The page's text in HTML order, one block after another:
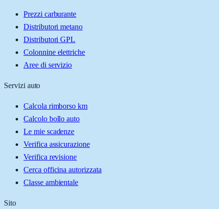
Prezzi carburante
Distributori metano
Distributori GPL
Colonnine elettriche
Aree di servizio
Servizi auto
Calcola rimborso km
Calcolo bollo auto
Le mie scadenze
Verifica assicurazione
Verifica revisione
Cerca officina autorizzata
Classe ambientale
Sito